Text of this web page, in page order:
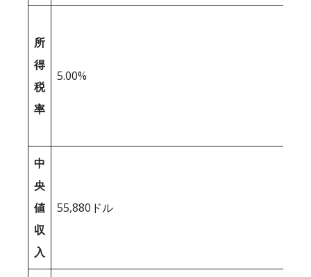
所
得
税
率
5.00%
中
央
値
収
入
55,880ドル